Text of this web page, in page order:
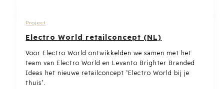
Project
Electro World retailconcept (NL)
Voor Electro World ontwikkelden we samen met het
team van Electro World en Levanto Brighter Branded
Ideas het nieuwe retailconcept ‘Electro World bij je
thuis’.